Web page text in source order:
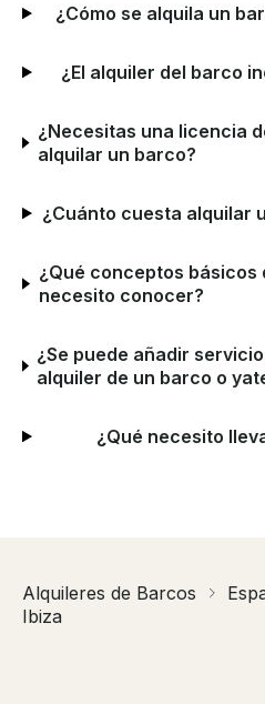
¿Cómo se alquila un
¿El alquiler del barco
¿Necesitas una licencia
alquilar un barco?
¿Cuánto cuesta alquilar
¿Qué conceptos básicos
necesito conocer?
¿Se puede añadir
alquiler de un barco o
¿Qué necesito
Alquileres de Barcos
Ibiza